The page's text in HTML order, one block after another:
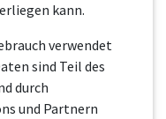
kann.
verwendet
sind Teil des
durch
und Partnern